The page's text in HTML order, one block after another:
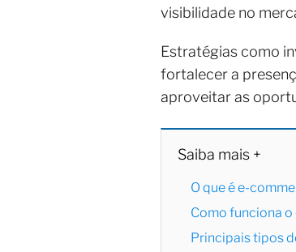
visibilidade no
Estratégias como
fortalecer a
aproveitar as
Saiba mais +
O que é e-
Como funciona
Principais tipos